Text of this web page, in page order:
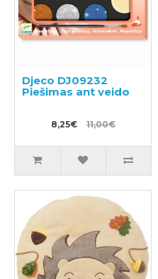
Djeco DJ09232
Piešimas ant veido
8,25€ 11,00€